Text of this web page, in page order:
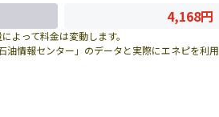
4,168円
よって料金は変動します。
情報センター」のデータと実際にエネピを利